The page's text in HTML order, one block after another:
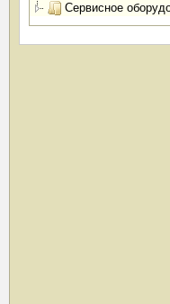
Сервисное